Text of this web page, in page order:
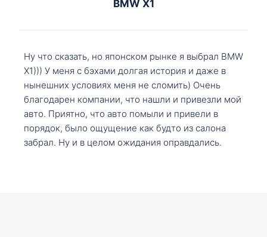
BMW X1
Ну что сказать, но японском рынке я выбрал BMW
X1))) У меня с бэхами долгая история и даже в
нынешних условиях меня не сломить) Очень
благодарен компании, что нашли и привезли мой
авто. Приятно, что авто помыли и привели в
порядок, было ощущение как будто из салона
забрал. Ну и в целом ожидания оправдались.